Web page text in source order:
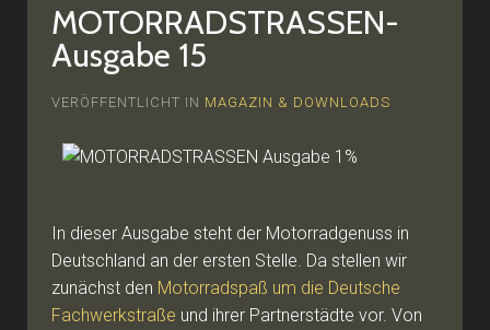
MOTORRADSTRASSEN-
Ausgabe 15
VERÖFFENTLICHT IN MAGAZIN & DOWNLOADS
In dieser Ausgabe steht der Motorradgenuss in
Deutschland an der ersten Stelle. Da stellen wir
zunächst den Motorradspaß um die Deutsche
Fachwerkstraße und ihrer Partnerstädte vor. Von